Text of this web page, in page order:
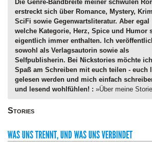
Die Genre-Bandbreite meiner schwulen
erstreckt sich über Romance, Mystery,
SciFi sowie Gegenwartsliteratur. Aber egal
welche Kategorie, Herz, Spice und Humor
eigentlich immer enthalten. Ich
sowohl als Verlagsautorin sowie als
Selfpublisherin. Bei Nickstories möchte
Spaß am Schreiben mit euch teilen - euch
gelesen werden und mich einfach
und lesend wohlfühlen! : »Über meine
Stories